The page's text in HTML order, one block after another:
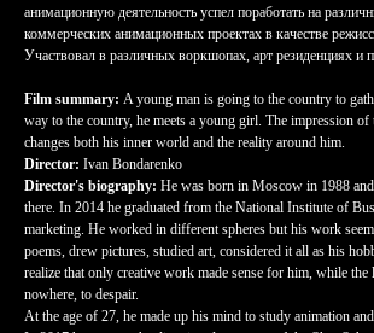
анимационную деятельность успел поработать на
коммерческих анимационных проектах в качестве
Участвовал в различных воркшопах, арт резиденциях и
Film summary: A young man is going to the country to
way to the country, he meets a young girl. The impression
changes both his inner world and the reality around him.
Director: Ivan Bondarenko
Director's biography: He was born in Moscow in 1988
there. In 2014 he graduated from the National Institute of
marketing. He worked in different spheres but his work
poems, drew pictures, studied art, considered it all as his
realize that only creative work made sense for him, while the
nowhere, to despair.
At the age of 27, he made up his mind to study animation